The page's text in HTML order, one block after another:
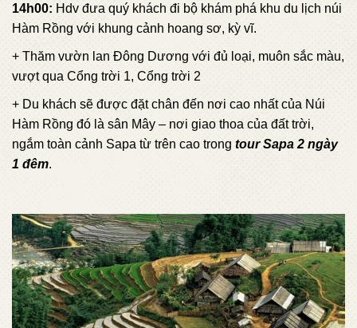
14h00: Hdv đưa quý khách đi bộ khám phá khu du lịch núi
Hàm Rồng với khung cảnh hoang sơ, kỳ vĩ.
+ Thăm vườn lan Đông Dương với đủ loại, muôn sắc màu,
vượt qua Cổng trời 1, Cổng trời 2
+ Du khách sẽ được đặt chân đến nơi cao nhất của Núi
Hàm Rồng đó là sân Mây – nơi giao thoa của đất trời,
ngắm toàn cảnh Sapa từ trên cao trong tour Sapa 2 ngày
1 đêm.